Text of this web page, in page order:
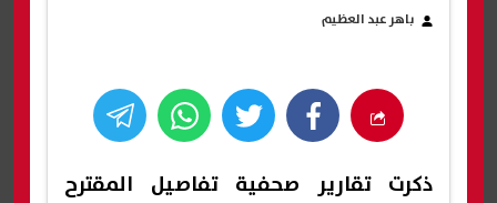
باهر عبد العظيم
ذكرت تقارير صحفية تفاصيل المقترح